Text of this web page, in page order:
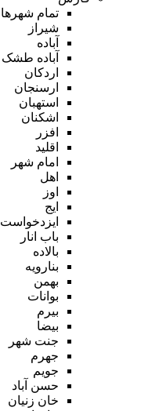
تمام شهر‌ها
شیراز
آباده
آباده طشک
اردکان
ارسنجان
استهبان
اشکنان
افزر
اقلید
امام شهر
اهل
اوز
ایج
ایزدخواست
باب انار
بالاده
بنارویه
بهمن
بوانات
بیرم
بیضا
جنت شهر
جهرم
جویم
حسن آباد
خان زنیان